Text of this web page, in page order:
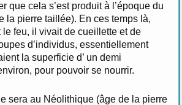
que cela s’est produit à l’époque du
la pierre taillée). En ces temps là,
le feu, il vivait de cueillette et de
d’individus, essentiellement
la superficie d’ un demi
pour pouvoir se nourrir.
sera au Néolithique (âge de la pierre